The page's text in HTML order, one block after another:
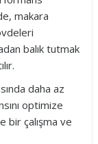
makara
balık tutmak
daha az
optimize
bir çalışma ve